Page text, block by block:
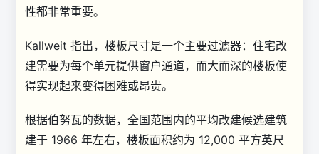
性都非常重要。
Kallweit 指出，楼板尺寸是一个主要过滤器：住宅改
建需要为每个单元提供窗户通道，而大而深的楼板使
得实现起来变得困难或昂贵。
根据伯努瓦的数据，全国范围内的平均改建候选建筑
建于 1966 年左右，楼板面积约为 12,000 平方英尺